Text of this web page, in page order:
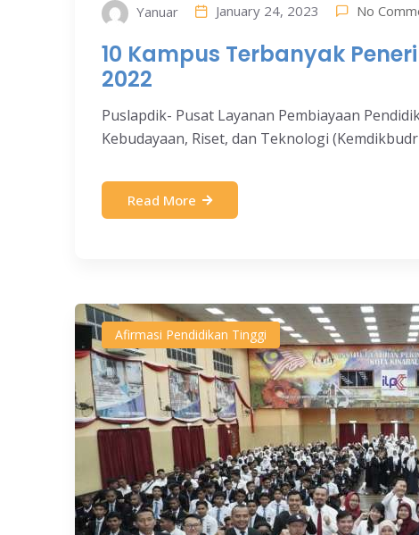
Yanuar January 24, 2023 No
10 Kampus Terbanyak
2022
Puslapdik- Pusat Layanan Pembiayaan
Kebudayaan, Riset, dan Teknologi
Read More
Afirmasi Pendidikan Tinggi